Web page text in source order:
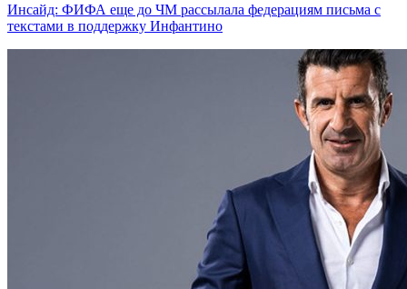
Инсайд: ФИФА еще до ЧМ рассылала федерациям письма с
текстами в поддержку Инфантино